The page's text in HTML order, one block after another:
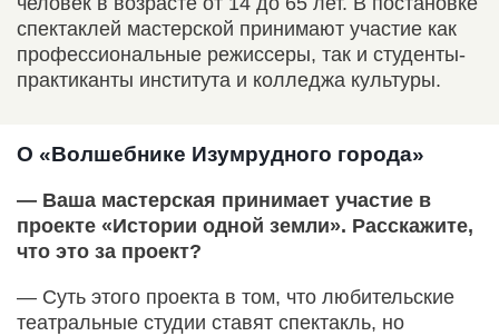
спектаклей мастерской принимают участие как
профессиональные режиссеры, так и студенты-
практиканты института и колледжа культуры.
О «Волшебнике Изумрудного города»
— Ваша мастерская принимает участие в
проекте «Истории одной земли». Расскажите,
что это за проект?
— Суть этого проекта в том, что любительские
театральные студии ставят спектакль, но